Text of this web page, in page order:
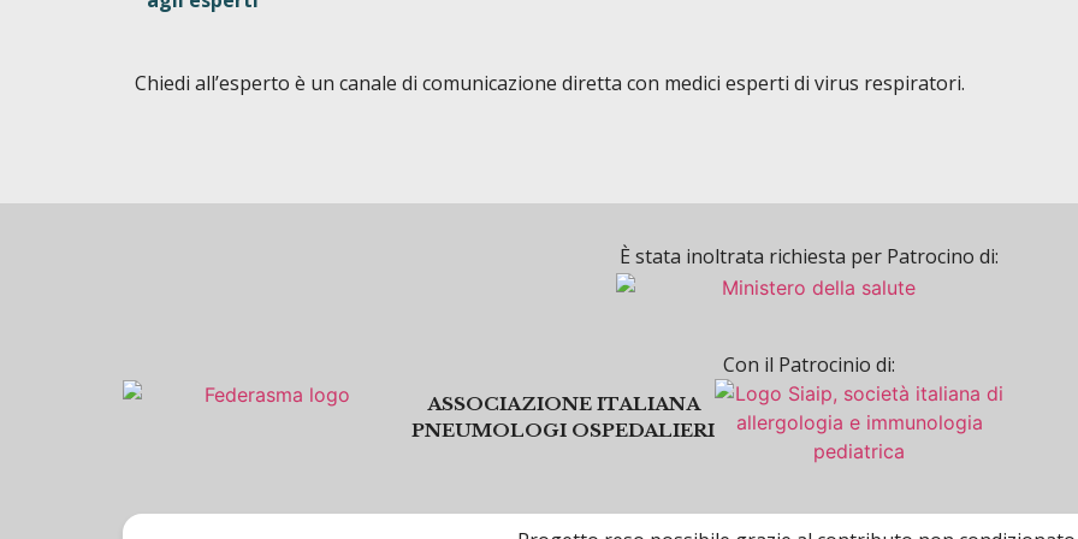
Chiedi all’esperto è un canale di comunicazione diretta con medici esperti di virus respiratori.
È stata inoltrata richiesta per Patrocino di:
Con il Patrocinio di:
ASSOCIAZIONE ITALIANA
PNEUMOLOGI OSPEDALIERI